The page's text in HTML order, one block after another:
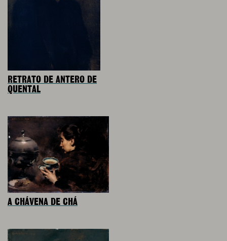
RETRATO DE ANTERO DE
QUENTAL
A CHÁVENA DE CHÁ